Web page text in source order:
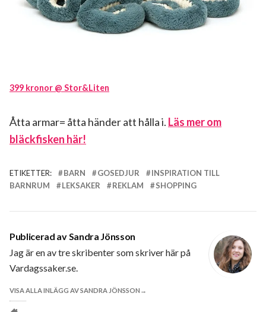
399 kronor @ Stor&Liten
Åtta armar= åtta händer att hålla i. Läs mer om
bläckfisken här!
ETIKETTER: BARN GOSEDJUR
INSPIRATION TILL
BARNRUM
LEKSAKER REKLAM SHOPPING
Publicerad avSandra Jönsson
Jag är en av tre skribenter som skriver här på
Vardagssaker.se.
VISA ALLA INLÄGG AV SANDRA JÖNSSON